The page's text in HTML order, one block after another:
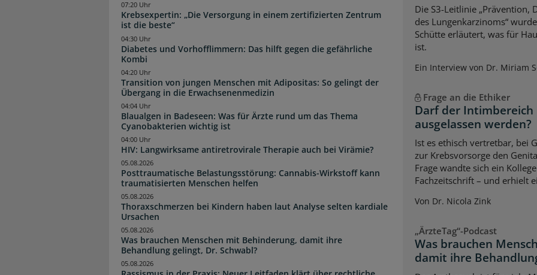
Krebsexpertin: „Die Versorgung in einem zertifizierten Zentrum
ist die beste“
07:20 Uhr
Diabetes und Vorhofflimmern: Das hilft gegen die gefährliche
Kombi
04:30 Uhr
Transition von jungen Menschen mit Adipositas: So gelingt der
Übergang in die Erwachsenenmedizin
04:20 Uhr
Blaualgen in Badeseen: Was für Ärzte rund um das Thema
Cyanobakterien wichtig ist
04:04 Uhr
HIV: Langwirksame antiretrovirale Therapie auch bei Virämie?
04:00 Uhr
Posttraumatische Belastungsstörung: Cannabis-Wirkstoff kann
traumatisierten Menschen helfen
05.08.2026
Thoraxschmerzen bei Kindern haben laut Analyse selten kardiale
Ursachen
05.08.2026
Was brauchen Menschen mit Behinderung, damit ihre
Behandlung gelingt, Dr. Schwabl?
05.08.2026
05.08.2026
Die S3-Leitlinie „Prävention,
des Lungenkarzinoms“
Schütte erläutert, was für
ist.
Ein Interview von Dr. Miriam
Frage an die Ethiker
Darf der Intimbereich
ausgelassen werden?
Ist es ethisch vertretbar, bei
zur Krebsvorsorge den
Frage wandte sich ein
Fachzeitschrift – und erhielt
Von Dr. Nicola Zink
„ÄrzteTag“-Podcast
Was brauchen
damit ihre